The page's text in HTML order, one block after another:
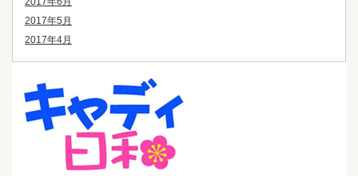
2017年5月
2017年4月